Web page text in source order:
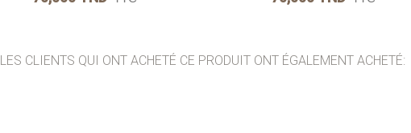
LES CLIENTS QUI ONT ACHETÉ CE PRODUIT ONT ÉGALEMENT ACHETÉ: